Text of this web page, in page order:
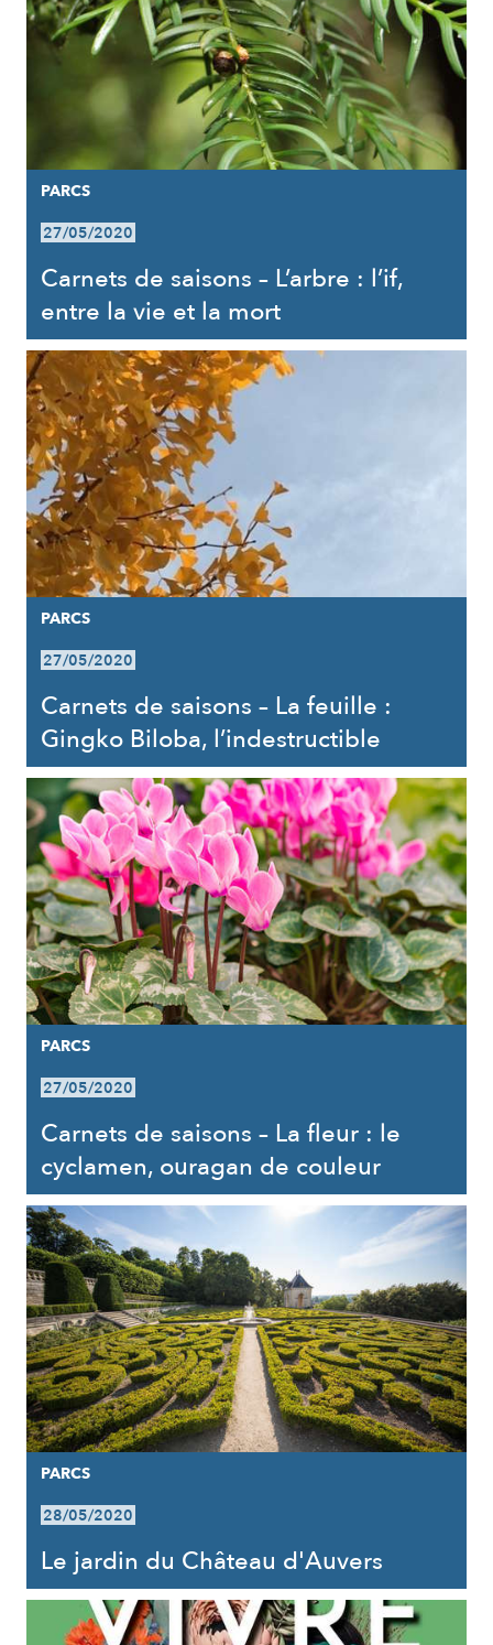
PARCS
27/05/2020
Carnets de saisons – L’arbre : l’if,
entre la vie et la mort
PARCS
27/05/2020
Carnets de saisons – La feuille :
Gingko Biloba, l’indestructible
PARCS
27/05/2020
Carnets de saisons – La fleur : le
cyclamen, ouragan de couleur
PARCS
28/05/2020
Le jardin du Château d'Auvers